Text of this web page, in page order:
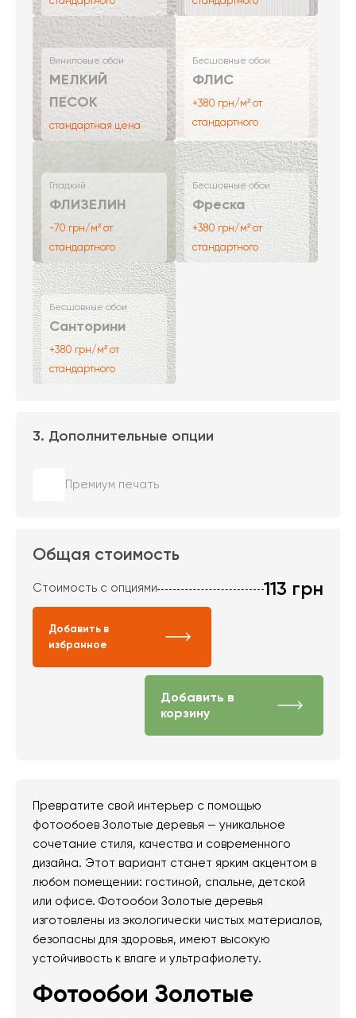
Виниловые обои
МЕЛКИЙ
ПЕСОК
стандартная цена
Бесшовные обои
ФЛИС
+380 грн/м² от
стандартного
Гладкий
ФЛИЗЕЛИН
-70 грн/м² от
стандартного
Бесшовные обои
Фреска
+380 грн/м² от
стандартного
Бесшовные обои
Санторини
+380 грн/м² от
стандартного
3. Дополнительные опции
Премиум печать
Общая стоимость
Стоимость с опциями 113 грн
Добавить в
избранное
Добавить в
корзину
Превратите свой интерьер с помощью
фотообоев Золотые деревья — уникальное
сочетание стиля, качества и современного
дизайна. Этот вариант станет ярким акцентом в
любом помещении: гостиной, спальне, детской
или офисе. Фотообои Золотые деревья
изготовлены из экологически чистых материалов,
безопасны для здоровья, имеют высокую
устойчивость к влаге и ультрафиолету.
Фотообои Золотые